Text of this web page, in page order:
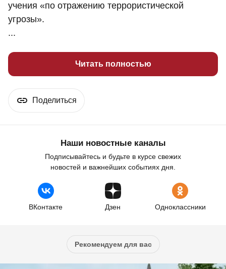
учения «по отражению террористической
угрозы».
...
Читать полностью
Поделиться
Наши новостные каналы
Подписывайтесь и будьте в курсе свежих
новостей и важнейших событиях дня.
ВКонтакте Дзен Одноклассники
Рекомендуем для вас